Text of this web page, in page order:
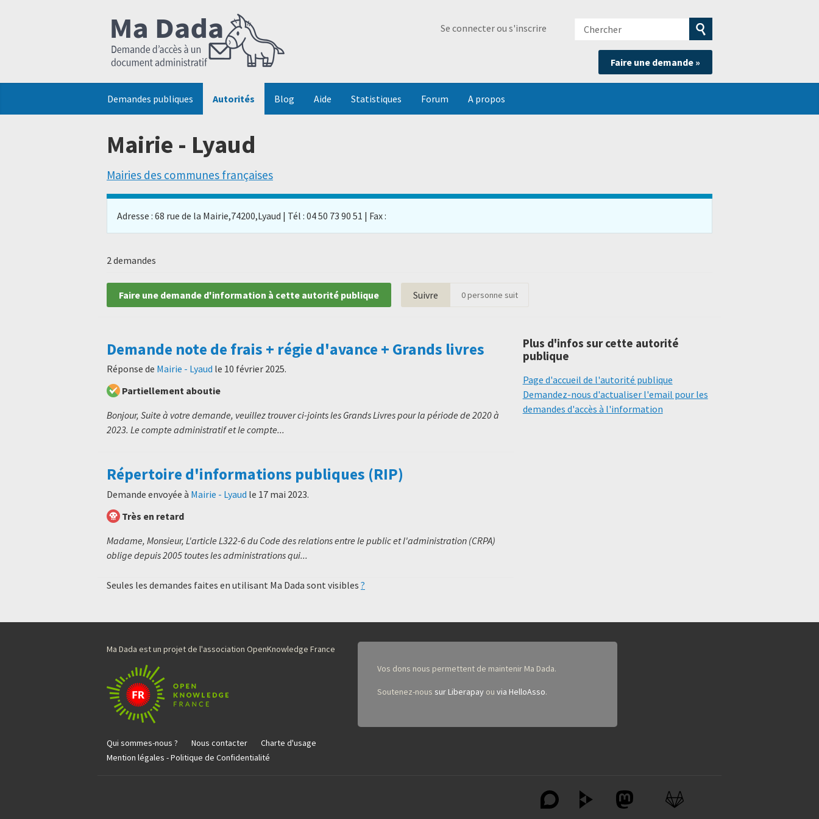
Se connecter ou s'inscrire
Chercher
Soumettre
la
recherche
Faire une demande »
Demandes publiques Autorités Blog Aide Statistiques Forum A propos
Mairie - Lyaud
Mairies des communes françaises
Adresse : 68 rue de la Mairie,74200,Lyaud | Tél : 04 50 73 90 51 | Fax :
2 demandes
Faire une demande d'information à cette autorité publique Suivre 0personne suit
Demande note de frais + régie d'avance + Grands livres
Réponse de Mairie - Lyaud le 10 février 2025.
Partiellement aboutie
Bonjour, Suite à votre demande, veuillez trouver ci-joints les Grands Livres pour la période de 2020 à
2023. Le compte administratif et le compte...
Répertoire d'informations publiques (RIP)
Demande envoyée à Mairie - Lyaud le 17 mai 2023.
Très en retard
Madame, Monsieur, L'article L322-6 du Code des relations entre le public et l'administration (CRPA)
oblige depuis 2005 toutes les administrations qui...
Seules les demandes faites en utilisant Ma Dada sont visibles ?
Plus d'infos sur cette autorité
publique
Page d'accueil de l'autorité publique
Demandez-nous d'actualiser l'email pour les
demandes d'accès à l'information
Ma Dada est un projet de l'association OpenKnowledge France
Qui sommes-nous ? Nous contacter
Charte d'usage
Mention légales - Politique de Confidentialité
Vos dons nous permettent de maintenir Ma Dada.
Soutenez-nous sur Liberapayou via HelloAsso.